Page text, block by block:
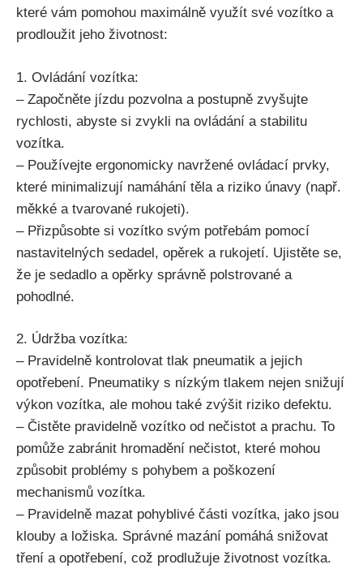
které vám pomohou maximálně využít své vozítko a
prodloužit jeho životnost:
1. Ovládání vozítka:
– Započněte jízdu pozvolna a postupně zvyšujte
rychlosti, abyste si zvykli na ovládání a stabilitu
vozítka.
– Používejte ergonomicky navržené ovládací prvky,
které minimalizují namáhání těla a riziko únavy (např.
měkké a tvarované rukojeti).
– Přizpůsobte si vozítko svým potřebám pomocí
nastavitelných sedadel, opěrek a rukojetí. Ujistěte se,
že je sedadlo a opěrky správně polstrované a
pohodlné.
2. Údržba vozítka:
– Pravidelně kontrolovat tlak pneumatik a jejich
opotřebení. Pneumatiky s nízkým tlakem nejen snižují
výkon vozítka, ale mohou také zvýšit riziko defektu.
– Čistěte pravidelně vozítko od nečistot a prachu. To
pomůže zabránit hromadění nečistot, které mohou
způsobit problémy s pohybem a poškození
mechanismů vozítka.
– Pravidelně mazat pohyblivé části vozítka, jako jsou
klouby a ložiska. Správné mazání pomáhá snižovat
tření a opotřebení, což prodlužuje životnost vozítka.